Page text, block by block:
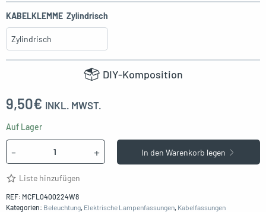
KABELKLEMME Zylindrisch
DIY-Komposition
9,50€ INKL. MWST.
Auf Lager
- + In den Warenkorb legen
Liste hinzufügen
REF: MCFL0400224W8
Kategorien: Beleuchtung, Elektrische Lampenfassungen, Kabelfassungen